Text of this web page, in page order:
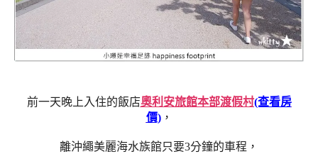
前一天晚上入住的飯店奧利安旅館本部渡假村(查看房
價)，
離沖繩美麗海水族館只要3分鐘的車程，